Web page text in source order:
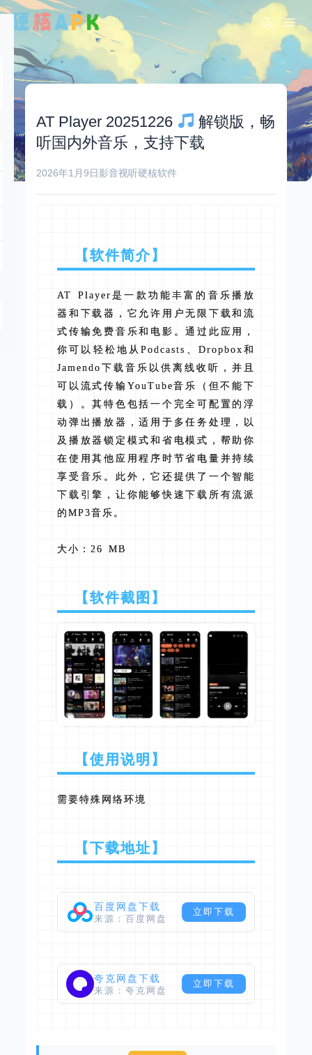
AT Player 20251226
解锁版，畅
听国内外音乐，支持下载
2026年1月9日影音视听硬核软件
【软件简介】
AT Player是一款功能丰富的音乐播放
器和下载器，它允许用户无限下载和流
式传输免费音乐和电影。通过此应用，
你可以轻松地从Podcasts、Dropbox和
Jamendo下载音乐以供离线收听，并且
可以流式传输YouTube音乐（但不能下
载）。其特色包括一个完全可配置的浮
动弹出播放器，适用于多任务处理，以
及播放器锁定模式和省电模式，帮助你
在使用其他应用程序时节省电量并持续
享受音乐。此外，它还提供了一个智能
下载引擎，让你能够快速下载所有流派
的MP3音乐。
大小：26 MB
【软件截图】
【使用说明】
需要特殊网络环境
【下载地址】
百度网盘下载
来源：百度网盘
立即下载
夸克网盘下载
来源：夸克网盘
立即下载